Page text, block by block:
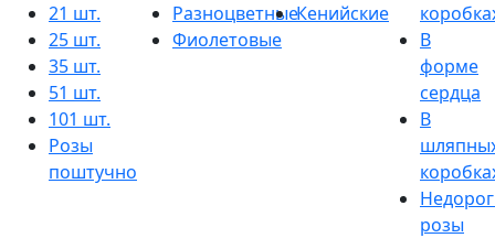
21 шт.
25 шт.
35 шт.
51 шт.
101 шт.
Розы
поштучно
Разноцветные
Фиолетовые
Кенийские
В
форме
сердца
В
розы